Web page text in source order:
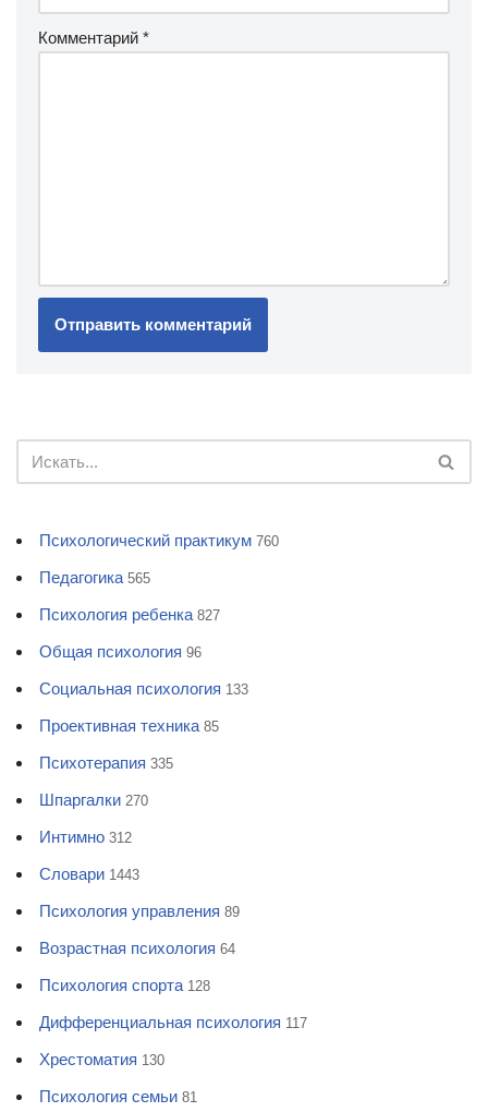
Комментарий *
Психологический практикум 760
Педагогика 565
Психология ребенка 827
Общая психология 96
Социальная психология 133
Проективная техника 85
Психотерапия 335
Шпаргалки 270
Интимно 312
Словари 1443
Психология управления 89
Возрастная психология 64
Психология спорта 128
Дифференциальная психология 117
Хрестоматия 130
Психология семьи 81